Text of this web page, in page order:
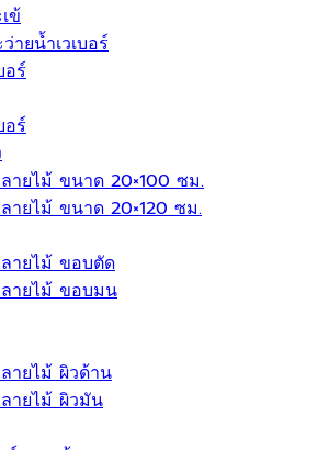
ยท๊อป
ข้
ยนํ้าเวเบอร์
ร์
ร์
ลายไม้ ขนาด 20×100 ซม.
ายไม้ ขนาด 20×120 ซม.
ลายไม้ ขอบตัด
ายไม้ ขอบมน
ายไม้ ผิวด้าน
ายไม้ ผิวมัน